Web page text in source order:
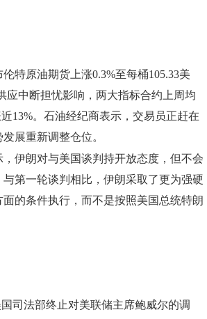
原油期货上涨0.3%至每桶105.33美
应中断担忧影响，两大指标合约上周均
13%。石油经纪商表示，交易员正赶在
展重新调整仓位。
伊朗对与美国谈判持开放态度，但不会
第一轮谈判相比，伊朗采取了更为强硬
的条件执行，而不是按照美国总统特朗
司法部终止对美联储主席鲍威尔的调